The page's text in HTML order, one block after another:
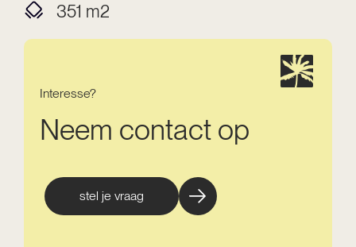
351 m2
Interesse?
Neem contact op
stel je vraag